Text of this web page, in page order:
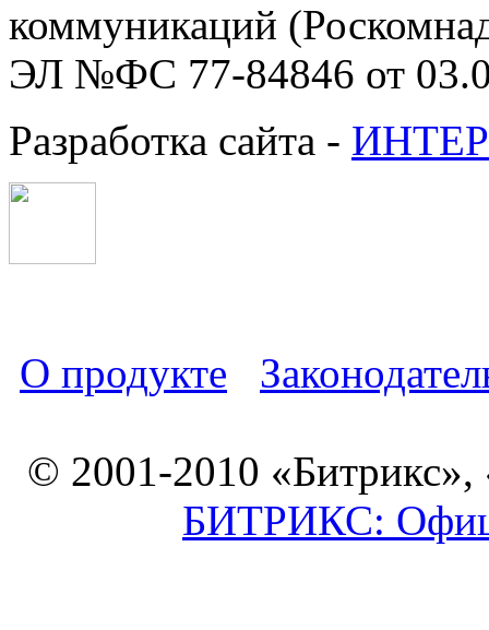
коммуникаций
ЭЛ №ФС 77-84846 от
Разработка сайта -
О продукте
© 2001-2010 «Битрикс»,
БИТРИКС: